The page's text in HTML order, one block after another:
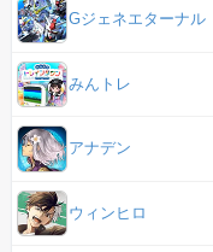
Gジェネエターナル
みんトレ
アナデン
ウィンヒロ